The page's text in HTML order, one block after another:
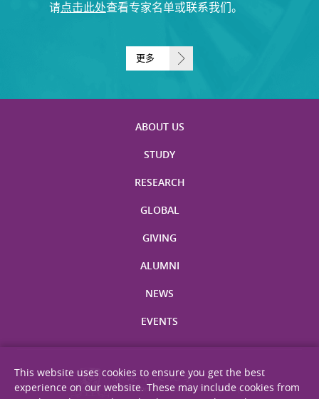
请点击此处查看专家名单或联系我们。
更多
ABOUT US
STUDY
RESEARCH
GLOBAL
GIVING
ALUMNI
NEWS
EVENTS
This website uses cookies to ensure you get the best
experience on our website. These may include cookies from